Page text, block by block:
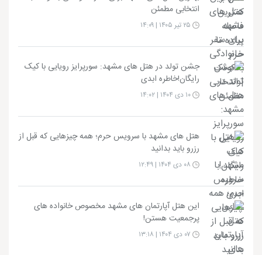
انتخابی مطمئن
جشن تولد در هتل های مشهد: سورپرایز رویایی با کیک
رایگان!خاطره ابدی
هتل های مشهد با سرویس حرم؛ همه چیزهایی که قبل از
رزرو باید بدانید
این هتل آپارتمان های مشهد مخصوص خانواده های
پرجمعیت هستن!